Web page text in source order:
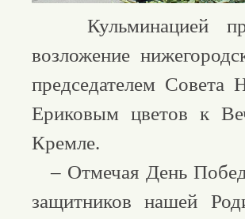
Кульминацией
возложение
председателем
Ериковым цветов к
Кремле.
– Отмечая День
защитников нашей